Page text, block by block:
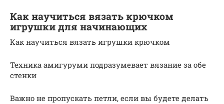
Как научиться вязать крючком
игрушки для начинающих
Как научиться вязать игрушки крючком
Техника амигуруми подразумевает вязание за обе
стенки
Важно не пропускать петли, если вы будете делать